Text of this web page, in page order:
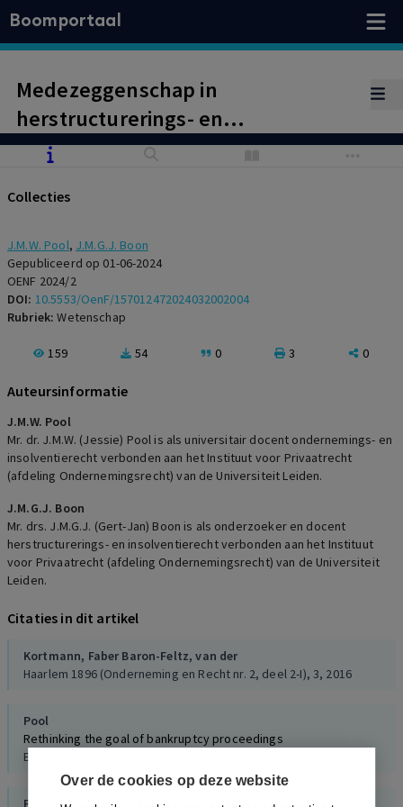
Over de cookies op deze website
Boomportaal
Medezeggenschap in
herstructurerings- en
insolventieprocedures: het
Collecties
J.M.W. Pool, J.M.G.J. Boon
Gepubliceerd op 01-06-2024
OENF 2024/2
DOI: 10.5553/OenF/157012472024032002004
Rubriek:Wetenschap
159 54 0 3 0
Auteursinformatie
J.M.W. Pool
Mr. dr. J.M.W. (Jessie) Pool is als universitair docent ondernemings- en
insolventierecht verbonden aan het Instituut voor Privaatrecht
(afdeling Ondernemingsrecht) van de Universiteit Leiden.
J.M.G.J. Boon
Mr. drs. J.M.G.J. (Gert-Jan) Boon is als onderzoeker en docent
herstructurerings- en insolventierecht verbonden aan het Instituut
voor Privaatrecht (afdeling Ondernemingsrecht) van de Universiteit
Leiden.
Citaties in dit artikel
Kortmann, Faber Baron-Feltz, van der
Haarlem 1896 (Onderneming en Recht nr. 2, deel 2-I), 3, 2016
Pool
Rethinking the goal of bankruptcy proceedings
Erasmus Law Review, 2, 2023
Pool